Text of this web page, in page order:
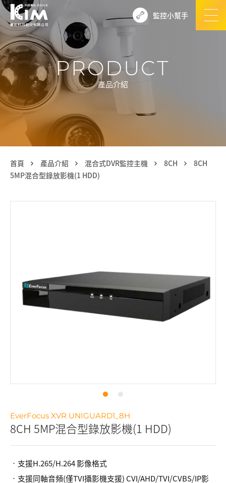
監控小幫手
PRODUCT
產品介紹
首頁 產品介紹 混合式DVR監控主機 8CH
8CH
5MP混合型錄放影機(1 HDD)
EverFocus XVR UNIGUARD1_8H
8CH 5MP混合型錄放影機(1 HDD)
•支援H.265/H.264 影像格式
•支援同軸音頻(僅TVI攝影機支援) CVI/AHD/TVI/CVBS/IP影